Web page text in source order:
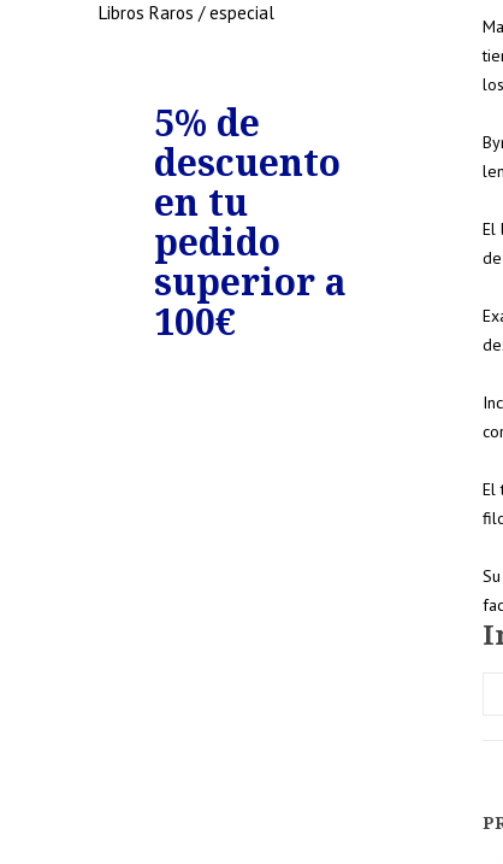
El
El
Libros Raros / especial
5% de
descuento
en tu
pedido
superior a
100€